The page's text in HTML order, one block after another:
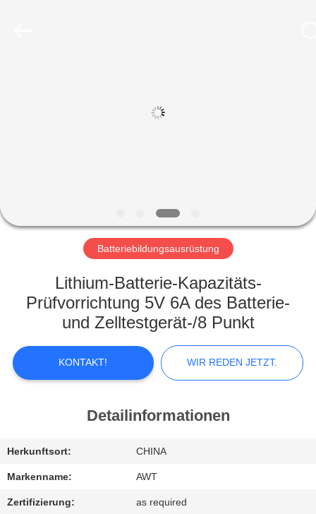
WERKSBESICHTIGUNG
QUALITÄTSKONTROLLE
KONTAKTIEREN
SIE
UNS
NEUIGKEITEN
WIR
REDEN
JETZT.
Batteriebildungsausrüstung
Lithium-Batterie-Kapazitäts-
Prüfvorrichtung 5V 6A des Batterie-
und Zelltestgerät-/8 Punkt
KONTAKT! WIR REDEN JETZT.
Detailinformationen
Herkunftsort: CHINA
Markenname: AWT
Zertifizierung: as required